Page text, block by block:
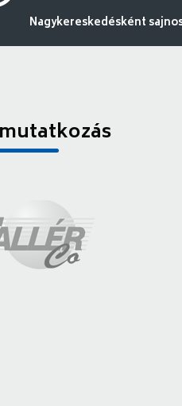
Nagykereskedésként